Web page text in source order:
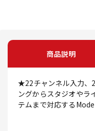
商品説明
★22チャンネル入力、
ングからスタジオやラ
テムまで対応する